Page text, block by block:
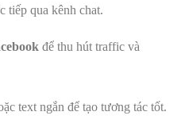
tiếp qua kênh chat.
để thu hút traffic và
text ngắn để tạo tương tác tốt.